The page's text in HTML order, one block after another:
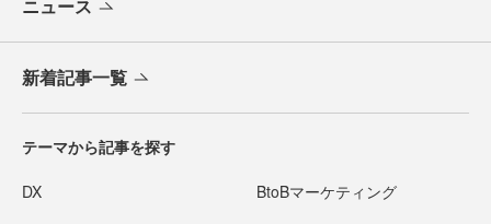
ニュース
新着記事一覧
テーマから記事を探す
DX BtoBマーケティング